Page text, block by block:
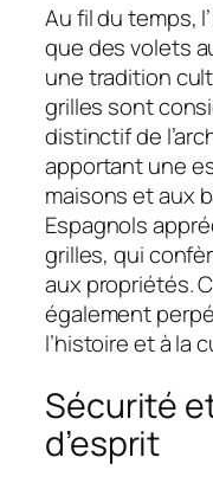
Au fil du temps,
que des volets
une tradition
grilles sont
distinctif de
apportant une
maisons et aux
Espagnols
grilles, qui
aux propriétés.
également
l’histoire et à la
Sécurité
d’esprit